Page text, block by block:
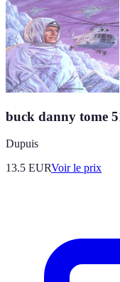
buck danny tome
Dupuis
13.5 EURVoir le prix